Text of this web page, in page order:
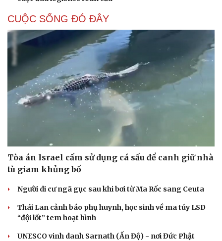
Cải chính
CUỘC SỐNG ĐÓ ĐÂY
Tòa án Israel cấm sử dụng cá sấu để canh giữ nhà
tù giam khủng bố
Người di cư ngã gục sau khi bơi từ Ma Rốc sang Ceuta
Thái Lan cảnh báo phụ huynh, học sinh về ma túy LSD
“đội lốt” tem hoạt hình
UNESCO vinh danh Sarnath (Ấn Độ) - nơi Đức Phật